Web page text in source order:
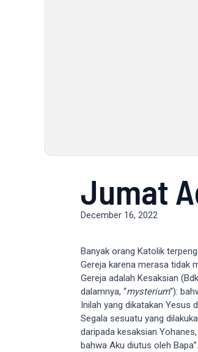
Jumat
December 16, 2022
Banyak orang Katolik
Gereja karena merasa tidak
Gereja adalah Kesaksian
dalamnya, “mysterium“):
Inilah yang dikatakan Yesus
Segala sesuatu yang
daripada kesaksian
bahwa Aku diutus oleh